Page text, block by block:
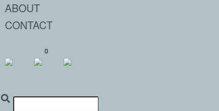
ABOUT
CONTACT
0